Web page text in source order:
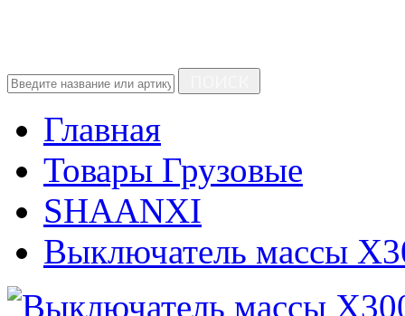
Главная
Товары Грузовые
SHAANXI
Выключатель массы